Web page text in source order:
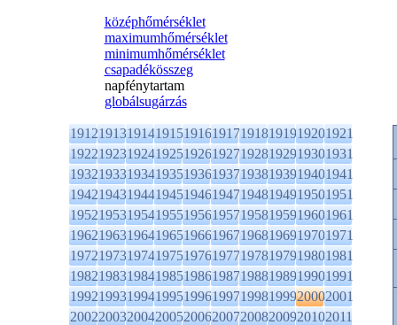
középhőmérséklet
maximumhőmérséklet
minimumhőmérséklet
csapadékösszeg
napfénytartam
globálsugárzás
1912191319141915191619171918191919201921
1922192319241925192619271928192919301931
1932193319341935193619371938193919401941
1942194319441945194619471948194919501951
1952195319541955195619571958195919601961
1962196319641965196619671968196919701971
1972197319741975197619771978197919801981
1982198319841985198619871988198919901991
1992199319941995199619971998199920002001
2002200320042005200620072008200920102011